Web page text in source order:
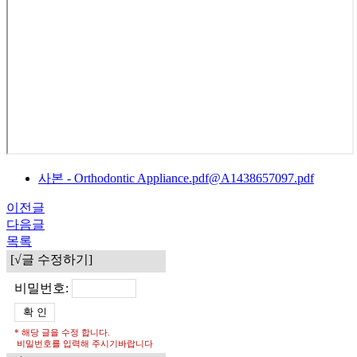
사본 - Orthodontic Appliance.pdf@A1438657097.pdf
이전글
다음글
목록
[√글 수정하기]
비밀번호:
* 해당 글을 수정 합니다.
비밀번호를 입력해 주시기바랍니다